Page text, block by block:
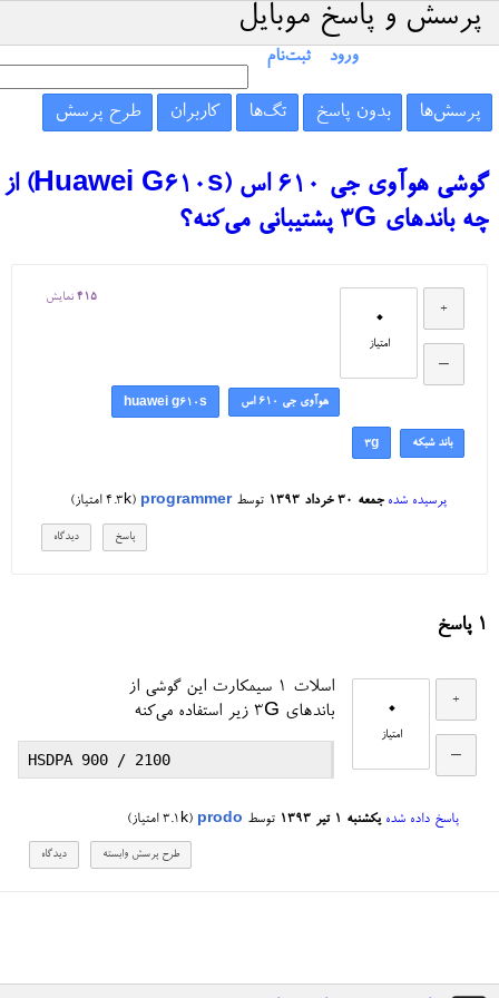
پرسش و پاسخ موبایل
ورود ثبت‌نام
پرسش‌ها بدون پاسخ تگ‌ها کاربران طرح پرسش
گوشی هوآوی جی ۶۱۰ اس (Huawei G610s) از
چه باندهای 3G پشتیبانی می‌کنه؟
0
امتیاز
415 نمایش
هوآوی جی ۶۱۰ اس huawei g610s
باند شبکه 3g
پرسیده شده جمعه ۳۰ خرداد ۱۳۹۳ توسطprogrammer
(
4.3k امتیاز)
1 پاسخ
0
امتیاز
اسلات ۱ سیمکارت این گوشی از
باندهای 3G زیر استفاده می‌کنه
پاسخ داده شده یکشنبه ۱ تیر ۱۳۹۳ توسط prodo
(
3.1k امتیاز)